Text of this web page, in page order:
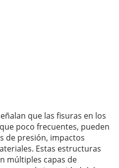
que las fisuras en los
poco frecuentes, pueden
de presión, impactos
Estas estructuras
múltiples capas de